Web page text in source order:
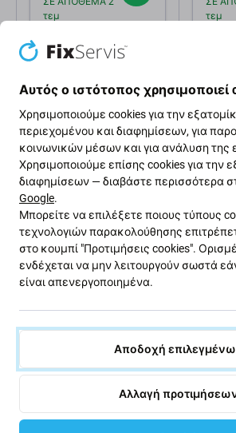
τεμ
τεμ
Περιγραφή και προδιαγραφές Ποιότητα
Οθόνη LCD + γυαλί αφής
iPad Pro 10.5 (2017)
Εάν έχετε κατεστραμμένη οθόνη
στο Apple iPad Pro 10.5 (2017) , αυτό
που χρειάζεστε για να κάνετε τη
πλήρως λειτουργική ξανά.
Αυτός ο ιστότοπος χρησιμοποιεί
Χρησιμοποιούμε cookies για την
περιεχομένου και διαφημίσεων, για
κοινωνικών μέσων και για ανάλυση της
Χρησιμοποιούμε επίσης cookies για την
διαφημίσεων — διαβάστε περισσότερα
Google.
Μπορείτε να επιλέξετε ποιους τύπους
τεχνολογιών παρακολούθησης
στο κουμπί "Προτιμήσεις cookies".
ενδέχεται να μην λειτουργούν σωστά
είναι απενεργοποιημένα.
Αποδοχή
Αλλαγή